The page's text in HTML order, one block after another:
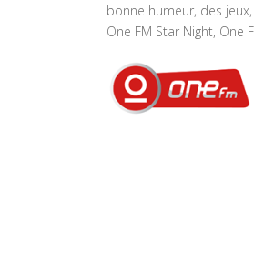
bonne humeur, des
One FM Star Night, One